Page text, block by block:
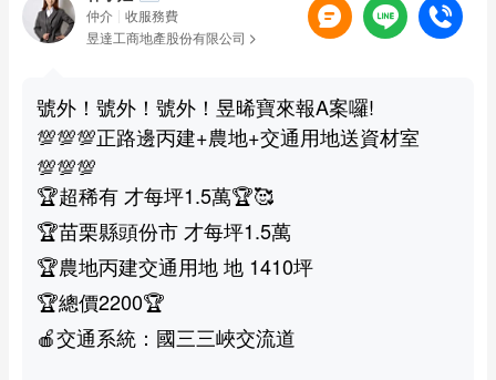
仲介
收服務費
昱達工商地產股份有限公司
號外！號外！號外！昱晞寶來報A案囉!
💯💯💯正路邊丙建+農地+交通用地送資材室
💯💯💯
🏆超稀有 才每坪1.5萬🏆🥰
🏆苗栗縣頭份市 才每坪1.5萬
🏆農地丙建交通用地 地 1410坪
🏆總價2200🏆
🍎交通系統：國三三峽交流道